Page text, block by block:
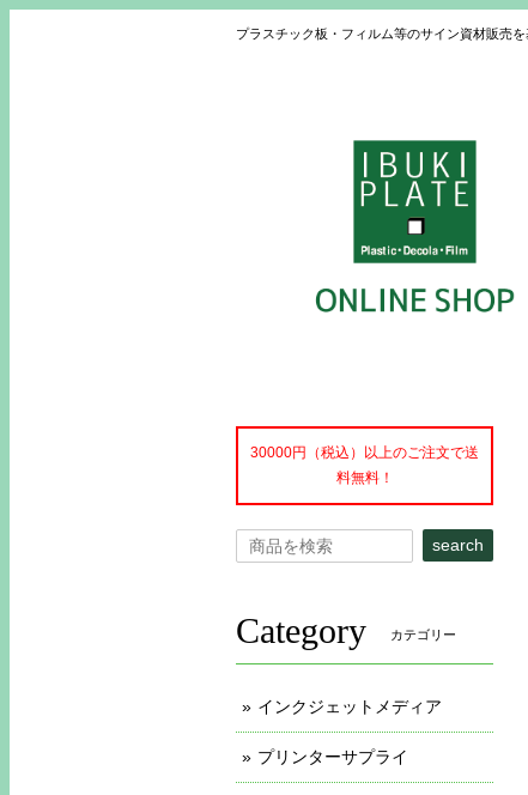
プラスチック板・フィルム等のサイン資材販売
30000円（税込）以上のご注文で送
料無料！
search
Category カテゴリー
インクジェットメディア
プリンターサプライ